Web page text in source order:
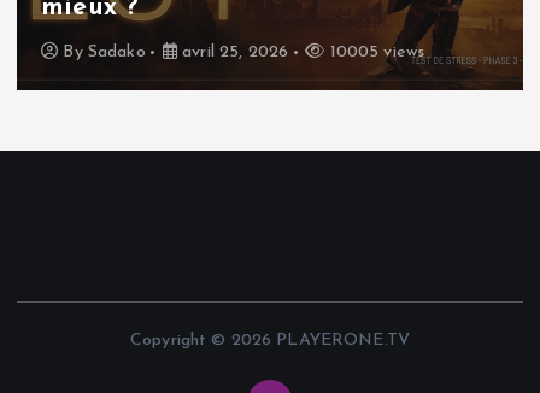
mieux ?
By Sadako avril 25, 2026 10005 views
Copyright © 2026 PLAYERONE.TV